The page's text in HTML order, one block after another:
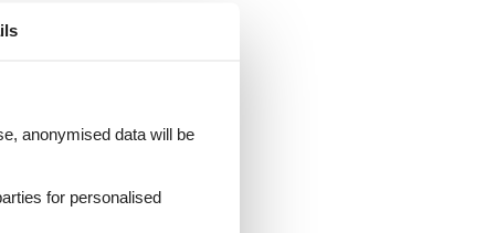
anonymised data will be
for personalised